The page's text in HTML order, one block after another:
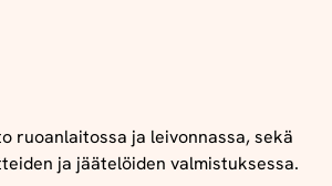
ruoanlaitossa ja leivonnassa, sekä
ja jäätelöiden valmistuksessa.